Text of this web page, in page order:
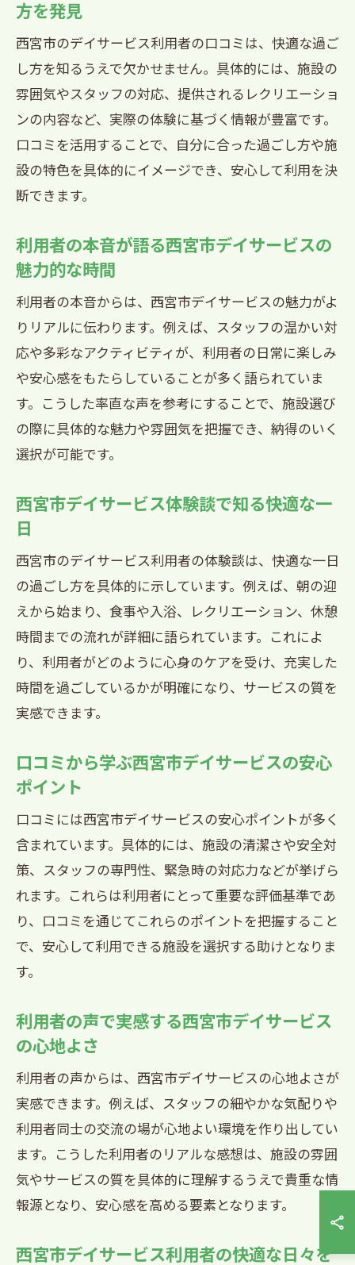
方を発見
西宮市のデイサービス利用者の口コミは、快適な過ご
し方を知るうえで欠かせません。具体的には、施設の
雰囲気やスタッフの対応、提供されるレクリエーショ
ンの内容など、実際の体験に基づく情報が豊富です。
口コミを活用することで、自分に合った過ごし方や施
設の特色を具体的にイメージでき、安心して利用を決
断できます。
利用者の本音が語る西宮市デイサービスの
魅力的な時間
利用者の本音からは、西宮市デイサービスの魅力がよ
りリアルに伝わります。例えば、スタッフの温かい対
応や多彩なアクティビティが、利用者の日常に楽しみ
や安心感をもたらしていることが多く語られていま
す。こうした率直な声を参考にすることで、施設選び
の際に具体的な魅力や雰囲気を把握でき、納得のいく
選択が可能です。
西宮市デイサービス体験談で知る快適な一
日
西宮市のデイサービス利用者の体験談は、快適な一日
の過ごし方を具体的に示しています。例えば、朝の迎
えから始まり、食事や入浴、レクリエーション、休憩
時間までの流れが詳細に語られています。これによ
り、利用者がどのように心身のケアを受け、充実した
時間を過ごしているかが明確になり、サービスの質を
実感できます。
口コミから学ぶ西宮市デイサービスの安心
ポイント
口コミには西宮市デイサービスの安心ポイントが多く
含まれています。具体的には、施設の清潔さや安全対
策、スタッフの専門性、緊急時の対応力などが挙げら
れます。これらは利用者にとって重要な評価基準であ
り、口コミを通じてこれらのポイントを把握すること
で、安心して利用できる施設を選択する助けとなりま
す。
利用者の声で実感する西宮市デイサービス
の心地よさ
利用者の声からは、西宮市デイサービスの心地よさが
実感できます。例えば、スタッフの細やかな気配りや
利用者同士の交流の場が心地よい環境を作り出してい
ます。こうした利用者のリアルな感想は、施設の雰囲
気やサービスの質を具体的に理解するうえで貴重な情
報源となり、安心感を高める要素となります。
西宮市デイサービス利用者の快適な日々を